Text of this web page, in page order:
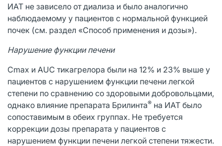
ИАТ не зависело от диализа и было аналогично
наблюдаемому у пациентов с нормальной функцией
почек (см. раздел «Способ применения и дозы»).
Нарушение функции печени
Cmax и AUC тикагрелора были на 12% и 23% выше у
пациентов с нарушением функции печени легкой
степени по сравнению со здоровыми добровольцами,
однако влияние препарата Брилинта® на ИАТ было
сопоставимым в обеих группах. Не требуется
коррекции дозы препарата у пациентов с
нарушением функции печени легкой степени тяжести.